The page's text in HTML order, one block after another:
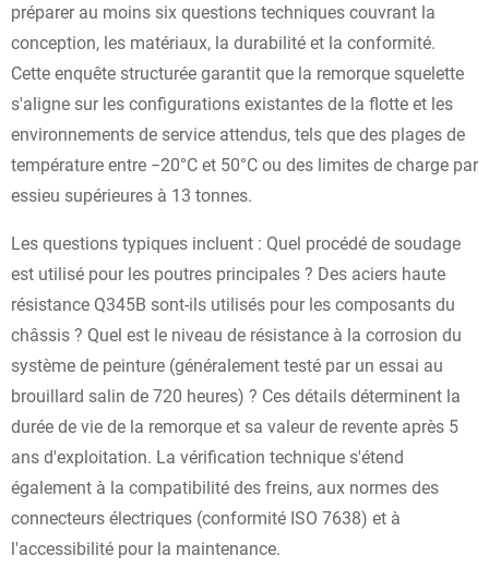
préparer au moins six questions techniques couvrant la
conception, les matériaux, la durabilité et la conformité.
Cette enquête structurée garantit que la remorque squelette
s'aligne sur les configurations existantes de la flotte et les
environnements de service attendus, tels que des plages de
température entre −20°C et 50°C ou des limites de charge par
essieu supérieures à 13 tonnes.
Les questions typiques incluent : Quel procédé de soudage
est utilisé pour les poutres principales ? Des aciers haute
résistance Q345B sont-ils utilisés pour les composants du
châssis ? Quel est le niveau de résistance à la corrosion du
système de peinture (généralement testé par un essai au
brouillard salin de 720 heures) ? Ces détails déterminent la
durée de vie de la remorque et sa valeur de revente après 5
ans d'exploitation. La vérification technique s'étend
également à la compatibilité des freins, aux normes des
connecteurs électriques (conformité ISO 7638) et à
l'accessibilité pour la maintenance.